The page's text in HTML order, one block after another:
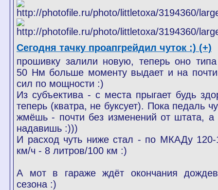
Сегодня тачку проапгрейдил чуток :) (+)
прошивку залили новую, теперь оно
50 Нм больше моменту выдает и на
сил по мощности :)
Из субъектива - с места прыгает будь
теперь (кватра, не буксует). Пока педаль
жмёшь - почти без изменений от штата, а
надавишь :)))
И расход чуть ниже стал - по МКАДу 120-
км/ч - 8 литров/100 км :)
А мот в гараже ждёт окончания
сезона :)